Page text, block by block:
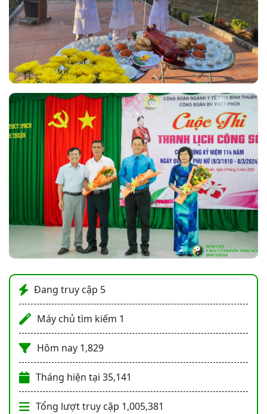
Đang truy cập 5
Máy chủ tìm kiếm 1
Hôm nay 1,829
Tháng hiện tại 35,141
Tổng lượt truy cập 1,005,381